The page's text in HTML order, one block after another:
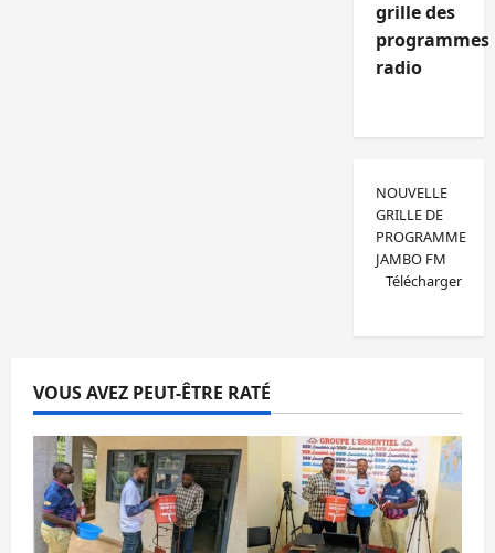
grille des
programmes
radio
NOUVELLE
GRILLE DE
PROGRAMME
JAMBO FM
Télécharger
VOUS AVEZ PEUT-ÊTRE RATÉ